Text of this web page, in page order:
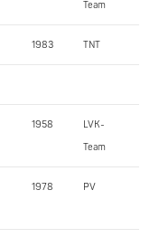
Team
1983 TNT
1958
LVK-
Team
1978 PV